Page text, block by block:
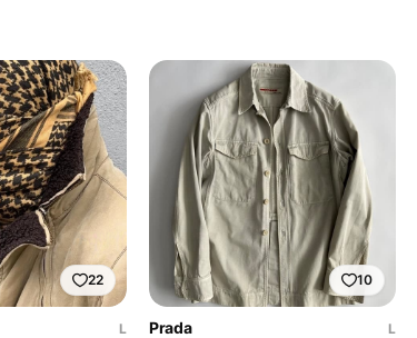
22
L
10
Prada
L